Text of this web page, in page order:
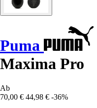
Puma
Maxima Pro
Ab
70,00 € 44,98 € -36%